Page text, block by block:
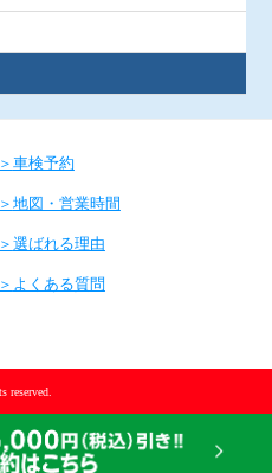
車検予約
地図・営業時間
選ばれる理由
よくある質問